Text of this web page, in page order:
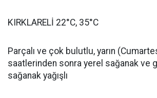
KIRKLARELİ 22°C, 35°C
Parçalı ve çok bulutlu, yarın
saatlerinden sonra yerel sağanak ve
sağanak yağışlı